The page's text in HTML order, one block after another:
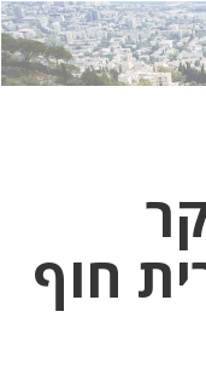
לחץ
כאן
לחץ
כדי
חוף